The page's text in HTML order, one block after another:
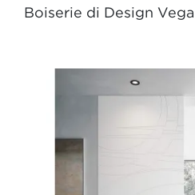
Boiserie di Design